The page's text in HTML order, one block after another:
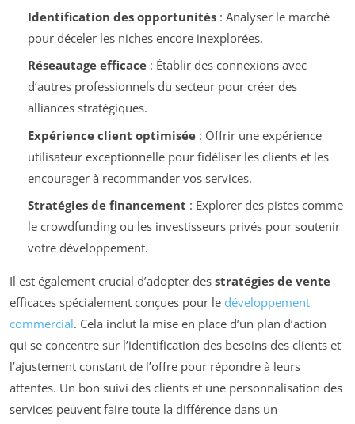
Identification des opportunités: Analyser le marché
pour déceler les niches encore inexplorées.
Réseautage efficace: Établir des connexions avec
d’autres professionnels du secteur pour créer des
alliances stratégiques.
Expérience client optimisée: Offrir une expérience
utilisateur exceptionnelle pour fidéliser les clients et les
encourager à recommander vos services.
Stratégies de financement : Explorer des pistes comme
le crowdfunding ou les investisseurs privés pour soutenir
votre développement.
Il est également crucial d’adopter des stratégies de vente
efficaces spécialement conçues pour le développement
commercial. Cela inclut la mise en place d’un plan d’action
qui se concentre sur l’identification des besoins des clients et
l’ajustement constant de l’offre pour répondre à leurs
attentes. Un bon suivi des clients et une personnalisation des
services peuvent faire toute la différence dans un